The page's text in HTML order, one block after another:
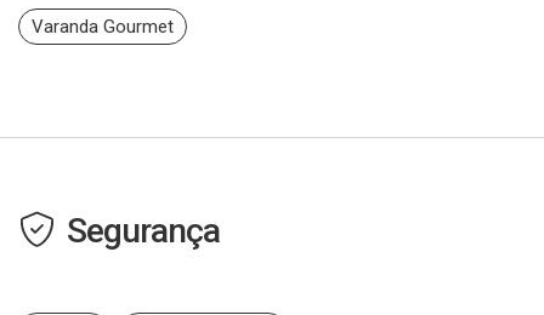
Varanda Gourmet
Segurança